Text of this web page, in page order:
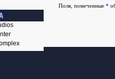
Поля, помеченные*